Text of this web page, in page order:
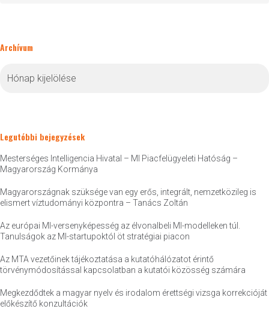
Archívum
Legutóbbi bejegyzések
Mesterséges Intelligencia Hivatal – MI Piacfelügyeleti Hatóság –
Magyarország Kormánya
Magyarországnak szüksége van egy erős, integrált, nemzetközileg is
elismert víztudományi központra – Tanács Zoltán
Az európai MI-versenyképesség az élvonalbeli MI-modelleken túl.
Tanulságok az MI-startupoktól öt stratégiai piacon
Az MTA vezetőinek tájékoztatása a kutatóhálózatot érintő
törvénymódosítással kapcsolatban a kutatói közösség számára
Megkezdődtek a magyar nyelv és irodalom érettségi vizsga korrekcióját
előkészítő konzultációk